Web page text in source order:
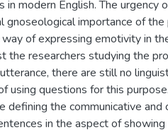
modern English. The urgency
gnoseological importance of
of expressing emotivity in
the researchers studying the
there are still no
using questions for this
the communicative and
in the aspect of